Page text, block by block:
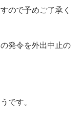
ので予めご了承く
発令を外出中止の
です。